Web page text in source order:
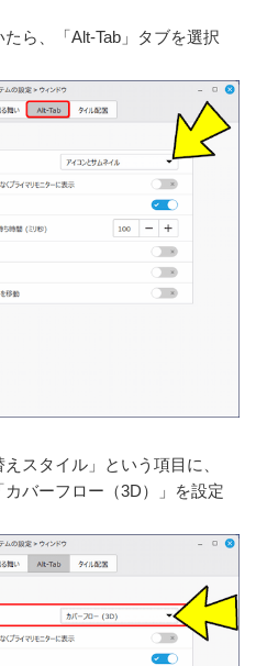
たら、「Alt-Tab」タブを選択
スタイル」という項目に、
バーフロー（3D）」を設定